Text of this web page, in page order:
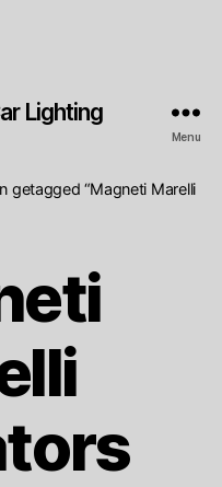
Lighting
Menu
getagged “Magneti Marelli